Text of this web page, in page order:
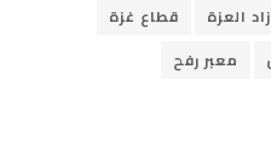
العزة
قطاع غزة
معبر رفح